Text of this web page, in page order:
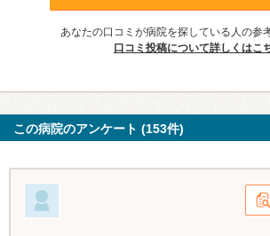
あなたの口コミが病院を探している人の参
口コミ投稿について詳しくはこ
この病院のアンケート (153件)